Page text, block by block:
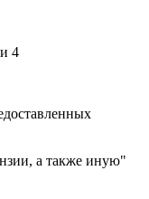
4
а также иную"